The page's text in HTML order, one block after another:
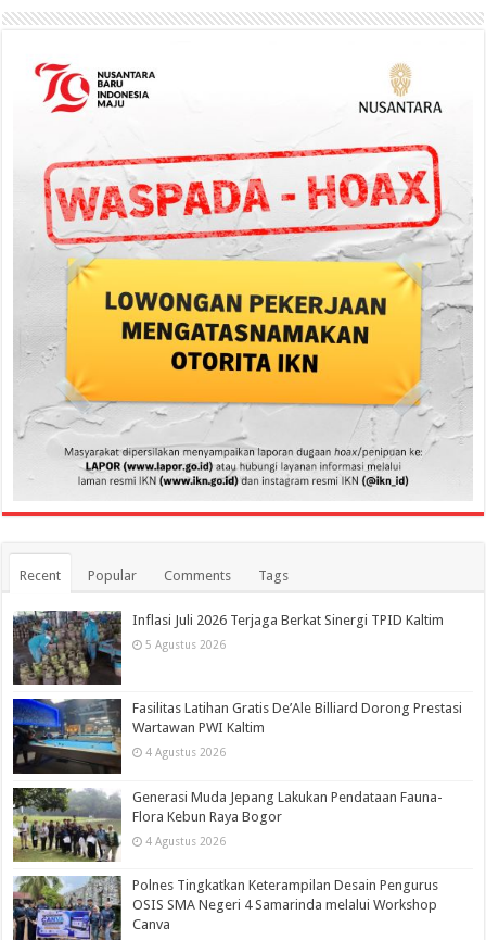
Recent Popular Comments Tags
Inflasi Juli 2026 Terjaga Berkat Sinergi TPID Kaltim
5 Agustus 2026
Fasilitas Latihan Gratis De’Ale Billiard Dorong Prestasi
Wartawan PWI Kaltim
4 Agustus 2026
Generasi Muda Jepang Lakukan Pendataan Fauna-
Flora Kebun Raya Bogor
4 Agustus 2026
Polnes Tingkatkan Keterampilan Desain Pengurus
OSIS SMA Negeri 4 Samarinda melalui Workshop
Canva